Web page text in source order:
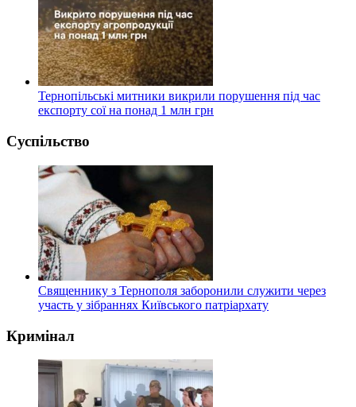
Тернопільські митники викрили порушення під час
експорту сої на понад 1 млн грн
Суспільство
Священнику з Тернополя заборонили служити через
участь у зібраннях Київського патріархату
Кримінал